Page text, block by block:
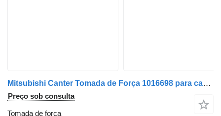
Mitsubishi Canter Tomada de Força 1016698 para camião Mitsubishi
Preço sob consulta
Tomada de força